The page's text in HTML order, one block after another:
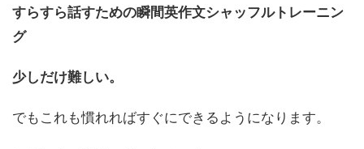
すらすら話すための瞬間英作文シャッフルトレーニン
グ
少しだけ難しい。
でもこれも慣れればすぐにできるようになります。